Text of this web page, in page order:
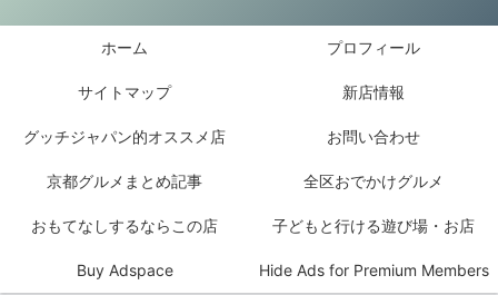
ホーム プロフィール
サイトマップ 新店情報
グッチジャパン的オススメ店 お問い合わせ
京都グルメまとめ記事 全区おでかけグルメ
おもてなしするならこの店 子どもと行ける遊び場・お店
Buy Adspace Hide Ads for Premium Members